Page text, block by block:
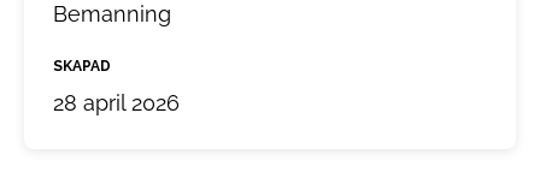
Bemanning
SKAPAD
28 april 2026